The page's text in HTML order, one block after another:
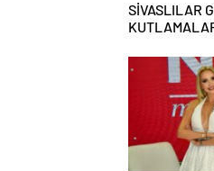
SİVASLILAR